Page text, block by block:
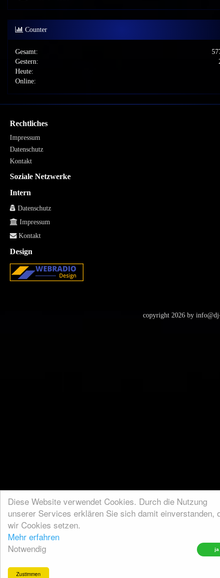
Diese Website verwendet Cookies. Durch die Nutzung
unserer Services erklären Sie sich damit einverstanden,
wir Cookies setzen.
Mehr erfahren
Notwendig
Zustimmen
Counter
Gesamt:
Gestern:
Heute:
Online:
Rechtliches
Impressum
Datenschutz
Kontakt
Soziale Netzwerke
Intern
Datenschutz
Impressum
Kontakt
Design
copyright 2026 by